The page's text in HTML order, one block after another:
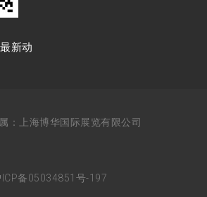
新动
：上海博华国际展览有限公司
ICP备05034851号-197